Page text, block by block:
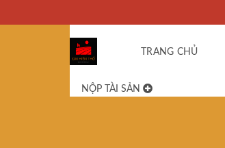
TRANG CHỦ
NỘP TÀI SẢN